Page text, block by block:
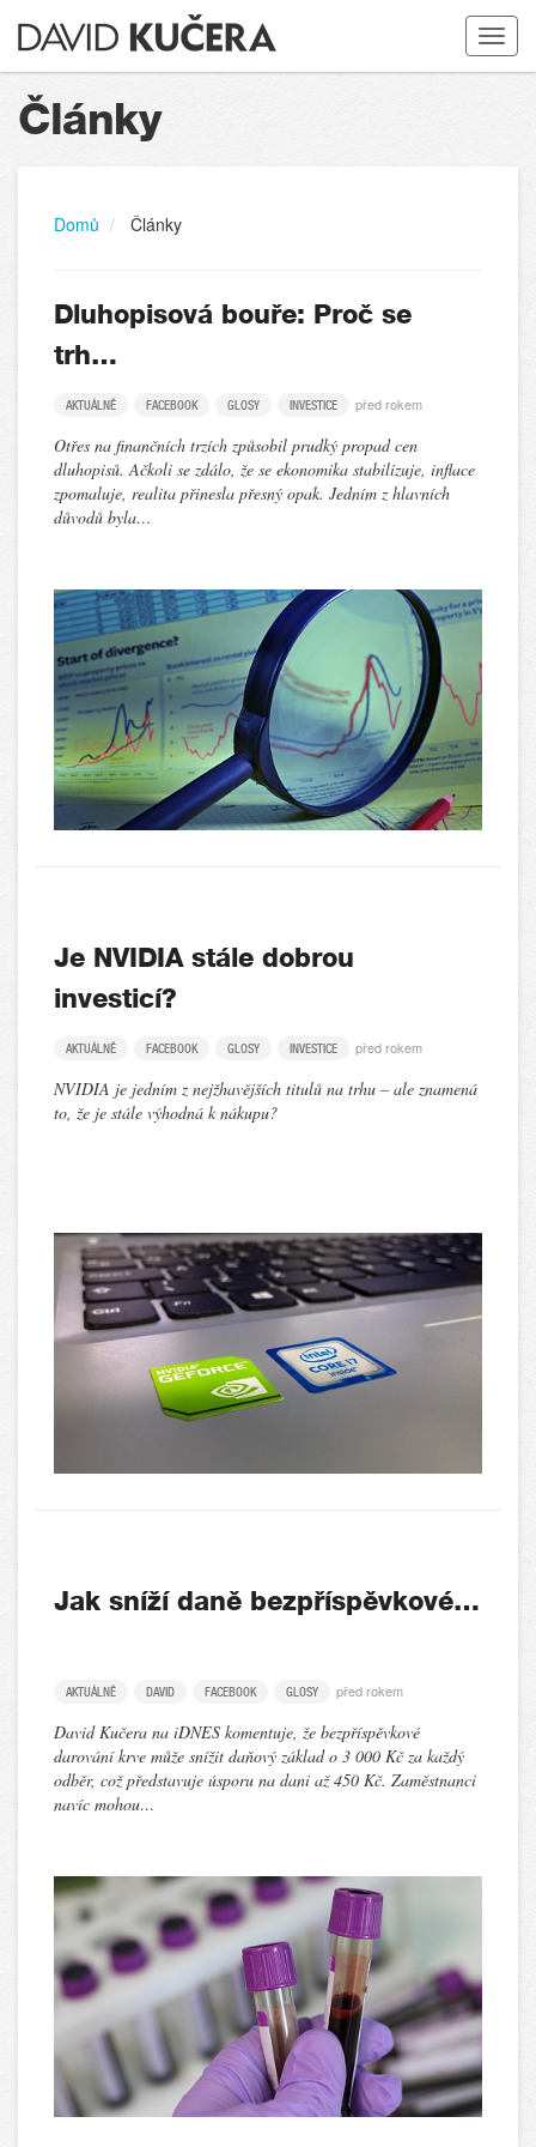
Toggle
Články
Domů Články
Dluhopisová bouře: Proč se
trh…
AKTUÁLNĚ FACEBOOK GLOSY INVESTICE před rokem
Otřes na finančních trzích způsobil prudký propad cen
dluhopisů. Ačkoli se zdálo, že se ekonomika stabilizuje, inflace
zpomaluje, realita přinesla přesný opak. Jedním z hlavních
důvodů byla…
Je NVIDIA stále dobrou
investicí?
AKTUÁLNĚ FACEBOOK GLOSY INVESTICE před rokem
NVIDIA je jedním z nejžhavějších titulů na trhu – ale znamená
to, že je stále výhodná k nákupu?
Jak sníží daně bezpříspěvkové…
AKTUÁLNĚ DAVID FACEBOOK GLOSY před rokem
David Kučera na iDNES komentuje, že bezpříspěvkové
darování krve může snížit daňový základ o 3 000 Kč za každý
odběr, což představuje úsporu na dani až 450 Kč. Zaměstnanci
navíc mohou…